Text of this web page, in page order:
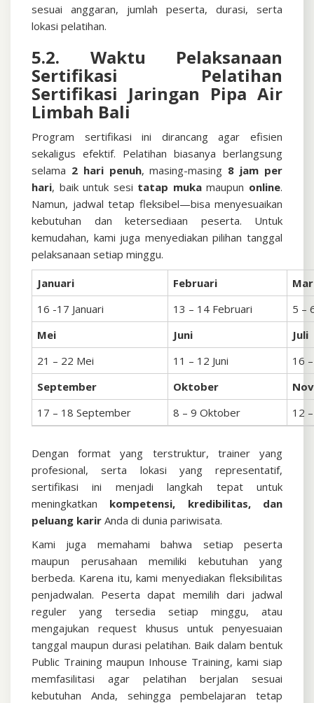
sesuai anggaran, jumlah peserta, durasi, serta
lokasi pelatihan.
5.2. Waktu Pelaksanaan
Sertifikasi Pelatihan
Sertifikasi Jaringan Pipa Air
Limbah Bali
Program sertifikasi ini dirancang agar efisien
sekaligus efektif. Pelatihan biasanya berlangsung
selama 2 hari penuh, masing-masing 8 jam per
hari, baik untuk sesi tatap mukamaupun online.
Namun, jadwal tetap fleksibel—bisa menyesuaikan
kebutuhan dan ketersediaan peserta. Untuk
kemudahan, kami juga menyediakan pilihan tanggal
pelaksanaan setiap minggu.
Januari Februari
16 -17 Januari
13 – 14 Februari
5 –
Mei
Juni
Juli
21 – 22 Mei
11 – 12 Juni
16
September
Oktober
17 – 18 September
8 – 9 Oktober 12
Dengan format yang terstruktur, trainer yang
profesional, serta lokasi yang representatif,
sertifikasi ini menjadi langkah tepat untuk
meningkatkan kompetensi, kredibilitas, dan
peluang karir Anda di dunia pariwisata.
Kami juga memahami bahwa setiap peserta
maupun perusahaan memiliki kebutuhan yang
berbeda. Karena itu, kami menyediakan fleksibilitas
penjadwalan. Peserta dapat memilih dari jadwal
reguler yang tersedia setiap minggu, atau
mengajukan request khusus untuk penyesuaian
tanggal maupun durasi pelatihan. Baik dalam bentuk
Public Training maupun Inhouse Training, kami siap
memfasilitasi agar pelatihan berjalan sesuai
kebutuhan Anda, sehingga pembelajaran tetap